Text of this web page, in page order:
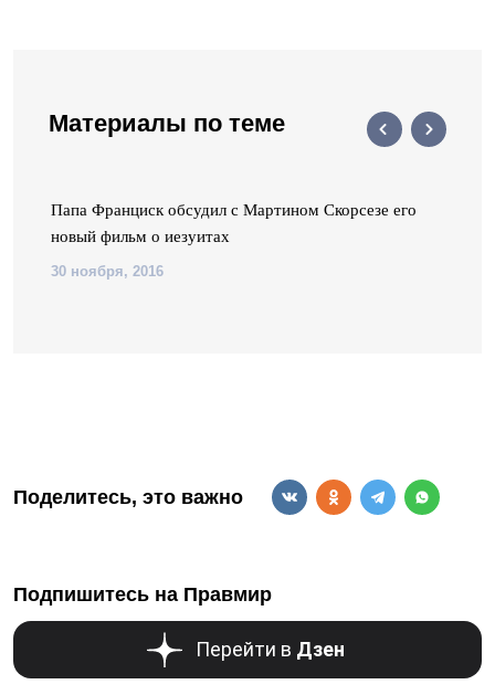
Материалы по теме
Папа Франциск обсудил с Мартином Скорсезе его
новый фильм о иезуитах
30 ноября, 2016
Поделитесь, это важно
Подпишитесь на Правмир
Перейти в Дзен